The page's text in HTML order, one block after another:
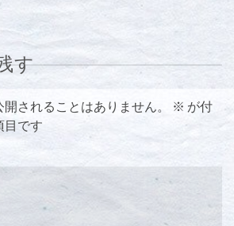
す
されることはありません。 ※ が付
目です